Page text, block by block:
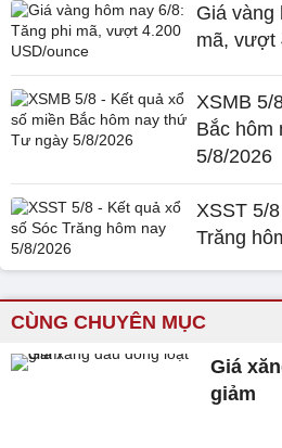
Giá vàng
mã, vượt
XSMB 5/
Bắc hôm
5/8/2026
XSST 5/
Trăng
CÙNG CHUYÊN MỤC
Giá
giảm